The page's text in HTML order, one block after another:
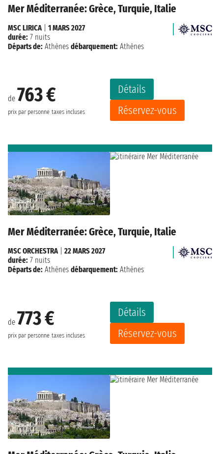
Mer Méditerranée: Grèce, Turquie, Italie
de 763 €
prix par personne taxes incluses
Détails
Réservez-vous
MSC LIRICA
1 MARS 2027
durée: 7 nuits
Départs de: Athènes débarquement: Athènes
Mer Méditerranée: Grèce, Turquie, Italie
de 773 €
prix par personne taxes incluses
Détails
Réservez-vous
MSC ORCHESTRA| 22 MARS 2027
durée: 7 nuits
Départs de: Athènes débarquement: Athènes